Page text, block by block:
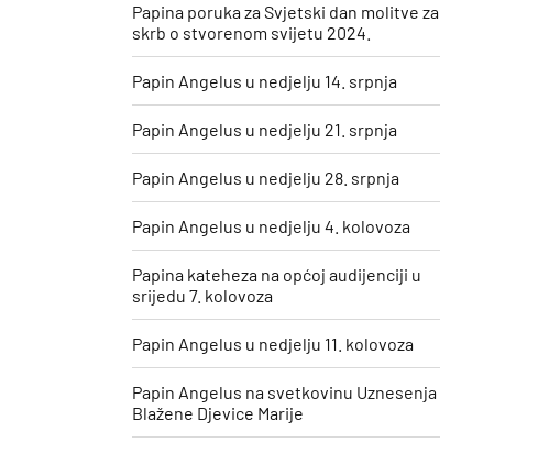
Papina poruka za Svjetski dan molitve za
skrb o stvorenom svijetu 2024.
Papin Angelus u nedjelju 14. srpnja
Papin Angelus u nedjelju 21. srpnja
Papin Angelus u nedjelju 28. srpnja
Papin Angelus u nedjelju 4. kolovoza
Papina kateheza na općoj audijenciji u
srijedu 7. kolovoza
Papin Angelus u nedjelju 11. kolovoza
​Papin Angelus na svetkovinu Uznesenja
Blažene Djevice Marije